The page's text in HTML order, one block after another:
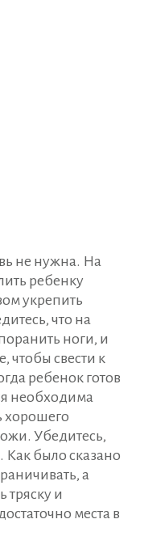
не нужна. На
ребенку
укрепить
что на
ноги, и
чтобы свести к
ребенок готов
необходима
хорошего
Убедитесь,
Как было сказано
а
тряску и
места в